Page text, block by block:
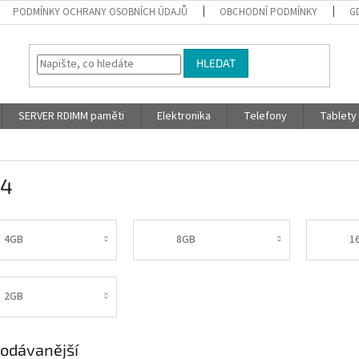
PODMÍNKY OCHRANY OSOBNÍCH ÚDAJŮ OBCHODNÍ PODMÍNKY
HLEDAT
SERVER RDIMM paměti Elektronika Telefony Tablety
4GB 8GB
2GB